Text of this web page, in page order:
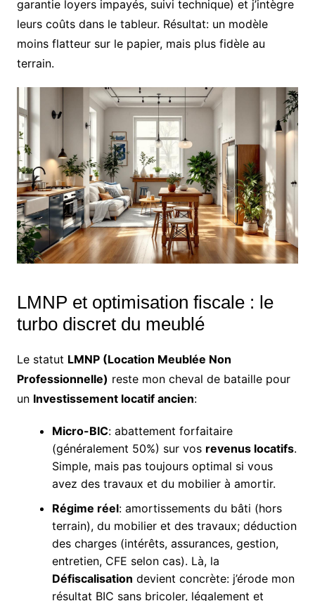
garantie loyers impayés, suivi technique) et j’intègre
leurs coûts dans le tableur. Résultat: un modèle
moins flatteur sur le papier, mais plus fidèle au
terrain.
LMNP et optimisation fiscale : le
turbo discret du meublé
Le statut LMNP (Location Meublée Non
Professionnelle) reste mon cheval de bataille pour
un Investissement locatif ancien:
Micro-BIC: abattement forfaitaire
(généralement 50%) sur vos revenus locatifs.
Simple, mais pas toujours optimal si vous
avez des travaux et du mobilier à amortir.
Régime réel: amortissements du bâti (hors
terrain), du mobilier et des travaux; déduction
des charges (intérêts, assurances, gestion,
entretien, CFE selon cas). Là, la
Défiscalisation devient concrète: j’érode mon
résultat BIC sans bricoler, légalement et